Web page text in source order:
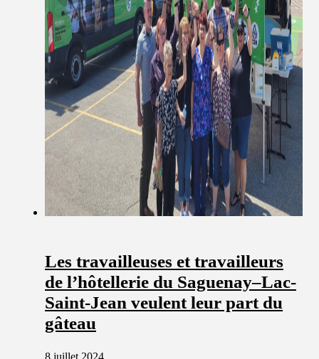
Les travailleuses et travailleurs
de l’hôtellerie du Saguenay–Lac-
Saint-Jean veulent leur part du
gâteau